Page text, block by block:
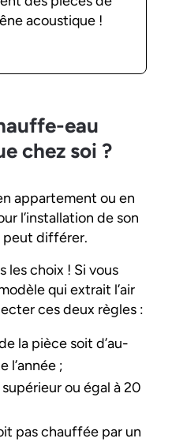
acoustique !
eau
chez soi ?
appartement ou en
l’installation de son
peut différer.
les choix ! Si vous
qui extrait l’air
ces deux règles :
la pièce soit d’au-
l’année ;
ou égal à 20
pas chauffée par un